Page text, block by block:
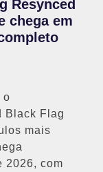
Resynced
chega em
o
Black Flag
mais
2026, com